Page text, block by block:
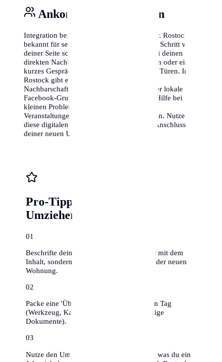
Ankommen & Vernetzen
Integration beginnt vor der eigenen Haustür. Rostock ist
bekannt für seine offene Art, aber ein erster Schritt von
deiner Seite schadet nie. Stelle dich kurz bei deinen
direkten Nachbarn vor – ein kleines Lächeln oder ein
kurzes Gespräch im Treppenhaus öffnet oft Türen. In
Rostock gibt es zudem zahlreiche
Nachbarschaftsportale wie 'nebenan.de' oder lokale
Facebook-Gruppen, in denen man schnell Hilfe bei
kleinen Problemen findet oder sich über
Veranstaltungen im Viertel austauschen kann. Nutze
diese digitalen Möglichkeiten, um schnell Anschluss in
deiner neuen Umgebung zu finden.
Pro-Tipps für stressfreies
Umziehen
01
Beschrifte deine Umzugskartons nicht nur mit dem
Inhalt, sondern auch mit dem Zielraum in der neuen
Wohnung.
02
Packe eine 'Überlebenskiste' für den ersten Tag
(Werkzeug, Kaffee, Toilettenpapier, wichtige
Dokumente).
03
Nutze den Umzug zum Ausmisten – alles, was du ein